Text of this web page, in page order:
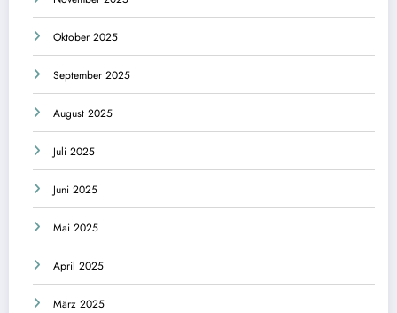
Oktober 2025
September 2025
August 2025
Juli 2025
Juni 2025
Mai 2025
April 2025
März 2025